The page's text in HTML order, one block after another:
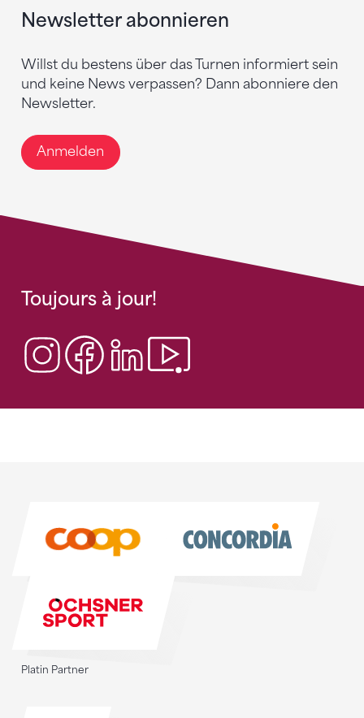
Newsletter abonnieren
Willst du bestens über das Turnen informiert sein
und keine News verpassen? Dann abonniere den
Newsletter.
Anmelden
Toujours à jour!
Platin Partner